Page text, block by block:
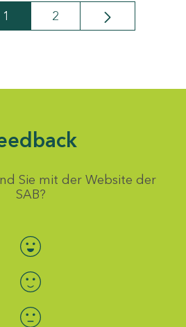
Seite
1 Seite
2
Sie mit der Website der
SAB?
Bewertung auswählen